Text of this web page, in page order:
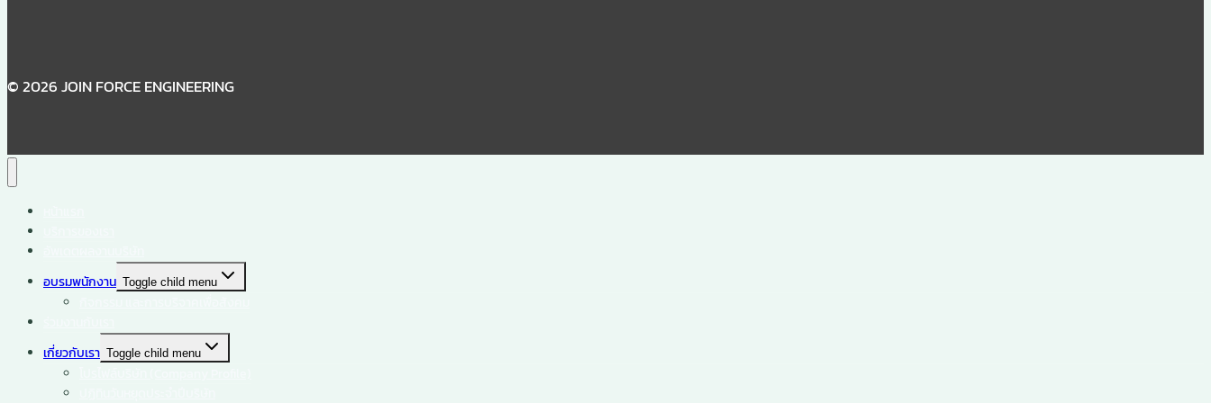
© 2026 JOIN FORCE ENGINEERING
อบรมพนักงาน Toggle child menu
เกี่ยวกับเรา Toggle child menu